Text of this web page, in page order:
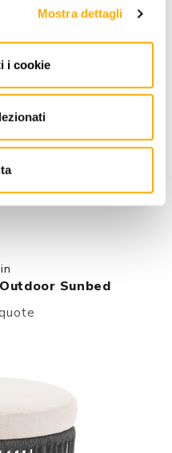
Mostra dettagli
i cookie
Sunbed